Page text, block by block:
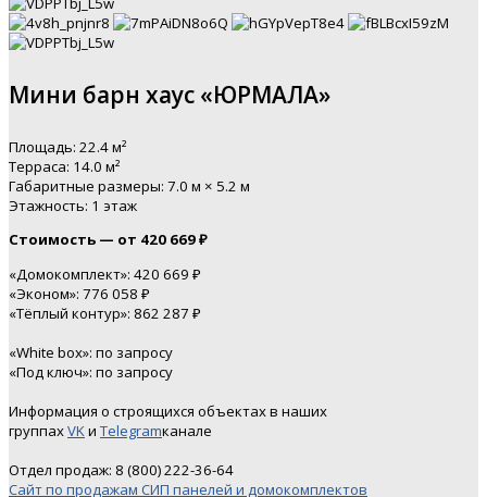
Мини барн хаус «ЮРМАЛА»
Площадь: 22.4 м²
Терраса: 14.0 м²
Габаритные размеры: 7.0 м × 5.2 м
Этажность: 1 этаж
Стоимость — от 420 669 ₽
«Домокомплект»: 420 669 ₽
«Эконом»: 776 058 ₽
«Тёплый контур»: 862 287 ₽
«White box»: по запросу
«Под ключ»: по запросу
Информация о строящихся объектах в наших
группахVK и Telegramканале
Отдел продаж: 8 (800) 222-36-64
Сайт по продажам СИП панелей и домокомплектов